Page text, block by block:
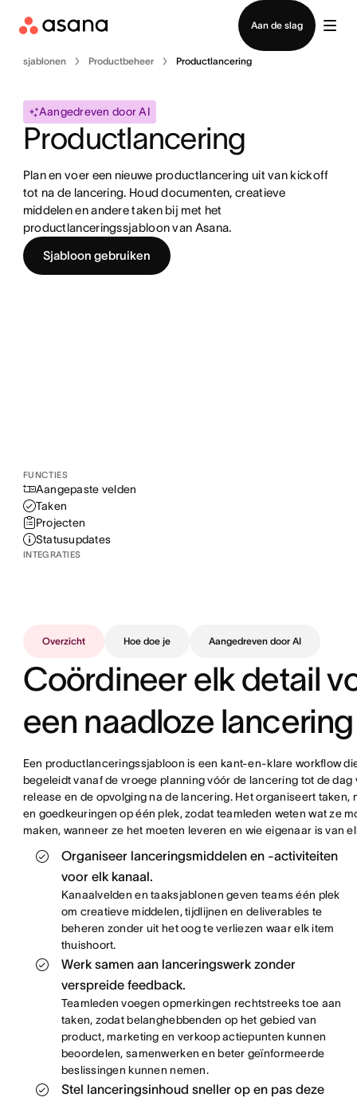
Aan de slag
Contact opnemen met verkoop
sjablonen Productbeheer Productlancering
Aangedreven door AI
Productlancering
Plan en voer een nieuwe productlancering uit van kickoff
tot na de lancering. Houd documenten, creatieve
middelen en andere taken bij met het
productlanceringssjabloon van Asana.
Sjabloon gebruiken
FUNCTIES
Aangepaste velden
Taken
Projecten
Statusupdates
INTEGRATIES
Overzicht Hoe doe je Aangedreven door AI
Coördineer elk detail
een naadloze lancering
Een productlanceringssjabloon is een kant-en-klare workflow
begeleidt vanaf de vroege planning vóór de lancering tot de dag
release en de opvolging na de lancering. Het organiseert taken,
en goedkeuringen op één plek, zodat teamleden weten wat ze
maken, wanneer ze het moeten leveren en wie eigenaar is van
Organiseer lanceringsmiddelen en -activiteiten
voor elk kanaal.
Kanaalvelden en taaksjablonen geven teams één plek
om creatieve middelen, tijdlijnen en deliverables te
beheren zonder uit het oog te verliezen waar elk item
thuishoort.
Werk samen aan lanceringswerk zonder
verspreide feedback.
Teamleden voegen opmerkingen rechtstreeks toe aan
taken, zodat belanghebbenden op het gebied van
product, marketing en verkoop actiepunten kunnen
beoordelen, samenwerken en beter geïnformeerde
beslissingen kunnen nemen.
Stel lanceringsinhoud sneller op en pas deze